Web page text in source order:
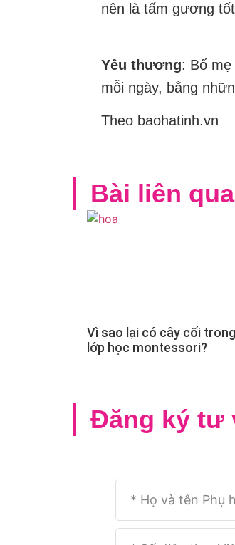
nên là tấm gương
Yêu thương: Bố
mỗi ngày, bằng
Theo baohatinh.vn
Bài liên
Vì sao lại có cây cối trong
lớp học montessori?
Đăng ký tư